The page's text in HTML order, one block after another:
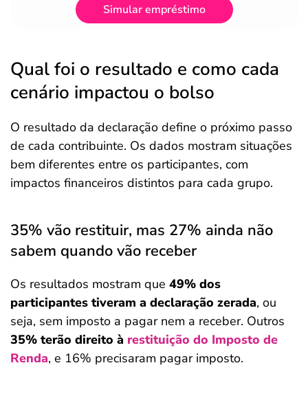
Simular empréstimo
Qual foi o resultado e como cada
cenário impactou o bolso
O resultado da declaração define o próximo passo
de cada contribuinte. Os dados mostram situações
bem diferentes entre os participantes, com
impactos financeiros distintos para cada grupo.
35% vão restituir, mas 27% ainda não
sabem quando vão receber
Os resultados mostram que 49% dos
participantes tiveram a declaração zerada, ou
seja, sem imposto a pagar nem a receber. Outros
35% terão direito à restituição do Imposto de
Renda, e 16% precisaram pagar imposto.